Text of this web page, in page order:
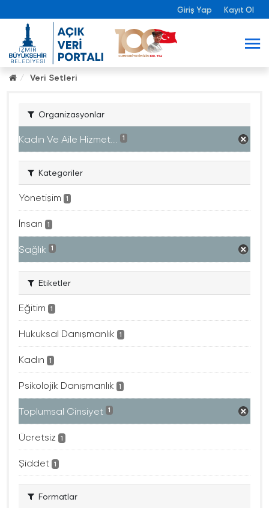
Giriş Yap Kayıt Ol
Veri Setleri
Organizasyonlar
Kadın Ve Aile Hizmet... 1
Kategoriler
Yönetişim 1
İnsan 1
Sağlık 1
Etiketler
Eğitim 1
Hukuksal Danışmanlık 1
Kadın 1
Psikolojik Danışmanlık 1
Toplumsal Cinsiyet 1
Ücretsiz 1
Şiddet 1
Formatlar